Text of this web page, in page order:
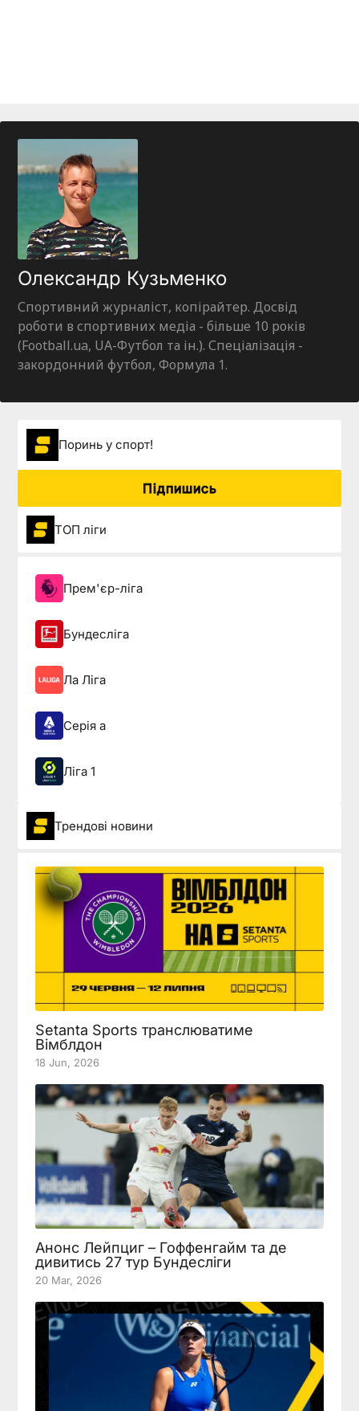
Олександр Кузьменко
Спортивний журналіст, копірайтер. Досвід
роботи в спортивних медіа - більше 10 років
(Football.ua, UA-Футбол та ін.). Спеціалізація -
закордонний футбол, Формула 1.
Поринь у спорт!
Підпишись
ТОП ліги
Прем'єр-ліга
Бундесліга
Ла Ліга
Серія а
Ліга 1
Трендові новини
Setanta Sports транслюватиме
Вімблдон
18 Jun, 2026
Анонс Лейпциг – Гоффенгайм та де
дивитись 27 тур Бундесліги
20 Mar, 2026